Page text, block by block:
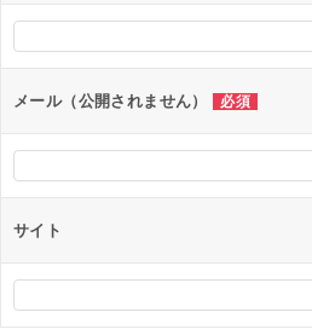
シ
ョ
ンメール（公開されません） 必須
サイト